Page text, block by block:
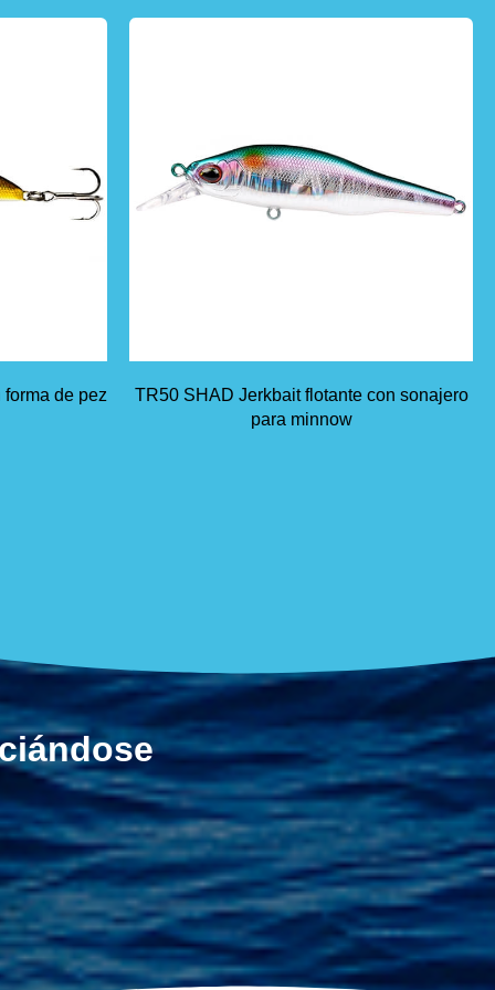
de pez
TR50 SHAD Jerkbait flotante con sonajero
para minnow